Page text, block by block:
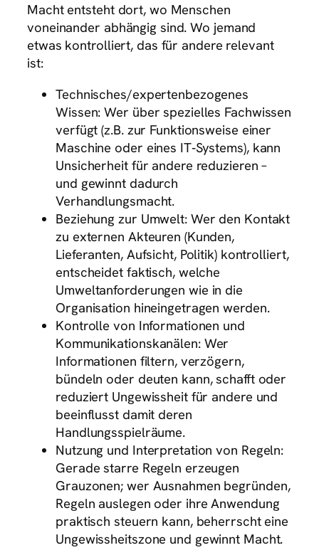
Macht entsteht dort, wo Menschen
voneinander abhängig sind. Wo jemand
etwas kontrolliert, das für andere relevant
ist:
Technisches/expertenbezogenes
Wissen: Wer über spezielles Fachwissen
verfügt (z.B. zur Funktionsweise einer
Maschine oder eines IT‑Systems), kann
Unsicherheit für andere reduzieren –
und gewinnt dadurch
Verhandlungsmacht.
Beziehung zur Umwelt: Wer den Kontakt
zu externen Akteuren (Kunden,
Lieferanten, Aufsicht, Politik) kontrolliert,
entscheidet faktisch, welche
Umweltanforderungen wie in die
Organisation hineingetragen werden.
Kontrolle von Informationen und
Kommunikationskanälen: Wer
Informationen filtern, verzögern,
bündeln oder deuten kann, schafft oder
reduziert Ungewissheit für andere und
beeinflusst damit deren
Handlungsspielräume.
Nutzung und Interpretation von Regeln:
Gerade starre Regeln erzeugen
Grauzonen; wer Ausnahmen begründen,
Regeln auslegen oder ihre Anwendung
praktisch steuern kann, beherrscht eine
Ungewissheitszone und gewinnt Macht.